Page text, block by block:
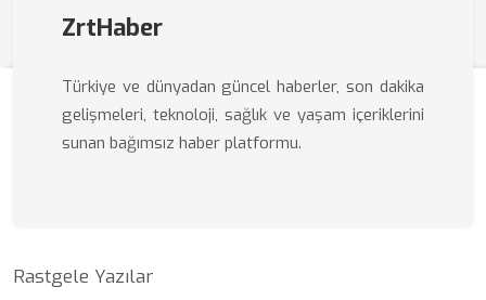
ZrtHaber
Türkiye ve dünyadan güncel haberler, son dakika
gelişmeleri, teknoloji, sağlık ve yaşam içeriklerini
sunan bağımsız haber platformu.
Rastgele Yazılar